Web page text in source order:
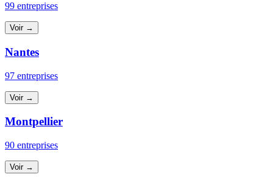
99 entreprises
Voir →
Nantes
97 entreprises
Voir →
Montpellier
90 entreprises
Voir →